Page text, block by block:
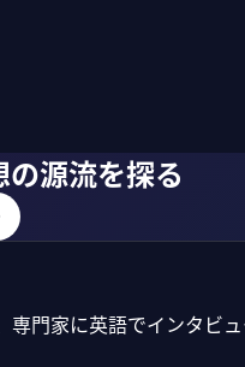
源流を探る
門家に英語でインタビュ